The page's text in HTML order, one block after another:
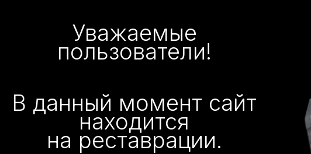
Уважаемые
пользователи!
В данный момент сайт
находится
на реставрации.